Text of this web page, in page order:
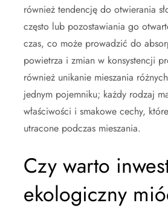
również tendencję do otwierania
często lub pozostawiania go
czas, co może prowadzić do
powietrza i zmian w konsystencji
również unikanie mieszania
jednym pojemniku; każdy rodzaj
właściwości i smakowe cechy,
utracone podczas mieszania.
Czy warto
ekologiczny